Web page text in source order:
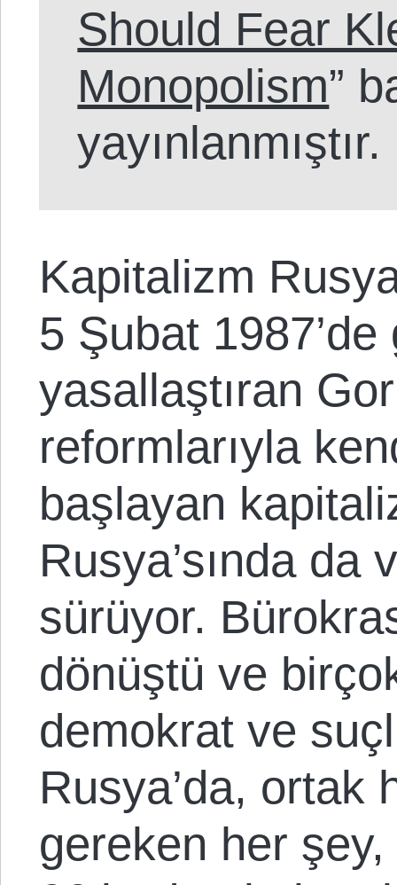
Should Fear
Monopolism”
yayınlanmıştır.
Kapitalizm
5 Şubat
yasallaştıran
reformlarıyla
başlayan
Rusya’sında da
sürüyor.
dönüştü ve
demokrat ve
Rusya’da, ortak
gereken her